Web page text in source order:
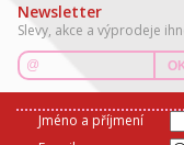
Newsletter
Slevy, akce a výprodeje
Jméno a příjmení